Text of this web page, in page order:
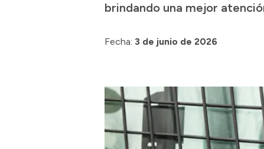
brindando una mejor
Fecha: 3 de junio de 2026